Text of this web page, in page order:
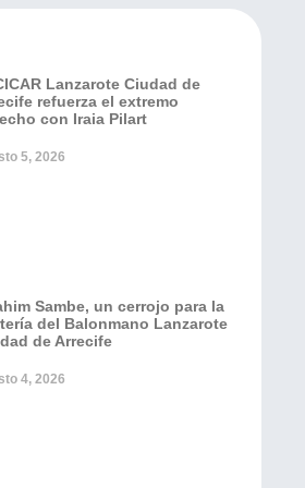
Lanzarote Ciudad de
refuerza el extremo
con Iraia Pilart
5, 2026
Sambe, un cerrojo para la
del Balonmano Lanzarote
de Arrecife
4, 2026